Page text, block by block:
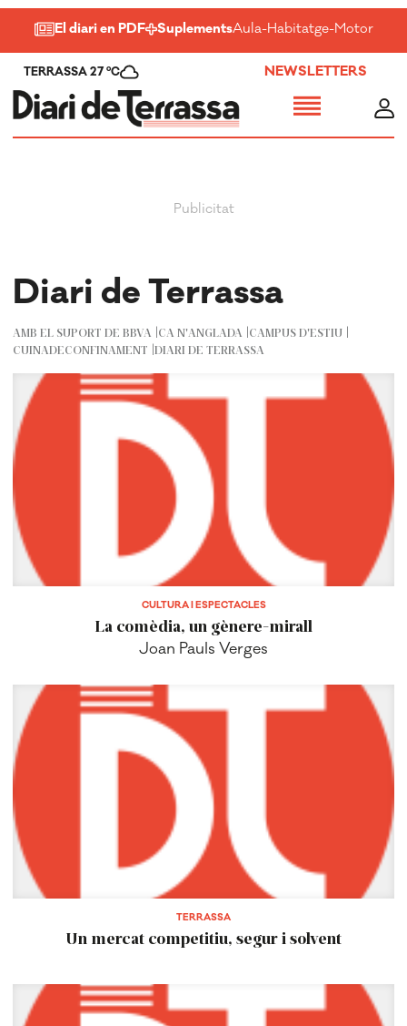
El diari en PDF SuplementsAula-Habitatge-Motor-
TERRASSA 27 ºC NEWSLETTERS
Diari de Terrassa
AMB EL SUPORT DE BBVA CA N'ANGLADA CAMPUS D'ESTIU
CUINADECONFINAMENT DIARI DE TERRASSA
CULTURA I ESPECTACLES
La comèdia, un gènere-mirall
Joan Pauls Verges
TERRASSA
Un mercat competitiu, segur i solvent